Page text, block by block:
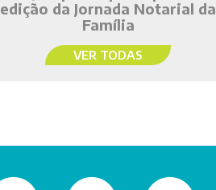
edição da Jornada Notarial da
Família
VER TODAS